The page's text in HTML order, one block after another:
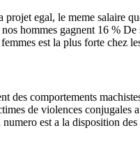
egal, le meme salaire
hommes gagnent 16 %
est la plus forte chez
des comportements
de violences
est a la disposition des